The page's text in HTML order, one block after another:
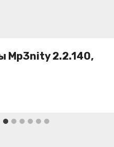
Mp3nity 2.2.140,